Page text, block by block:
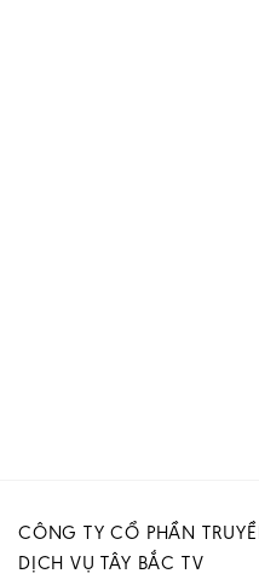
CÔNG TY CỔ PHẦN
DỊCH VỤ TÂY BẮC TV